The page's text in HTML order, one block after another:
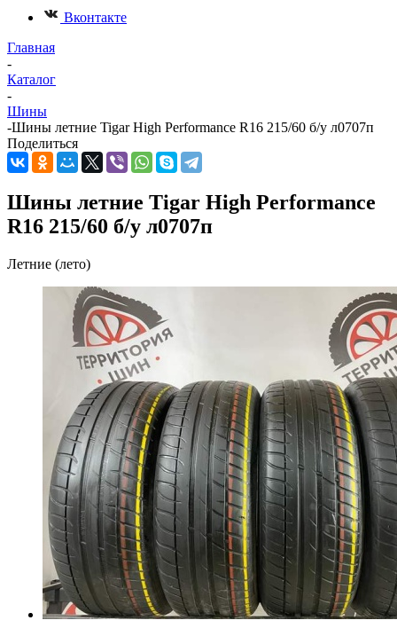
Вконтакте
Главная
-
Каталог
-
Шины
-Шины летние Tigar High Performance R16 215/60 б/у л0707п
Поделиться
Шины летние Tigar High Performance
R16 215/60 б/у л0707п
Летние (лето)